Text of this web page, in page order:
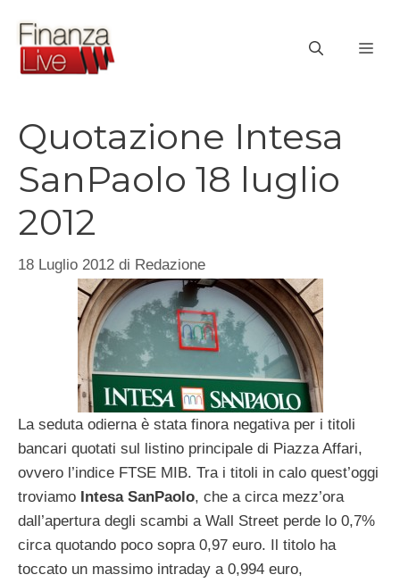
contenuto
Quotazione Intesa
SanPaolo 18 luglio
2012
18 Luglio 2012 di Redazione
La seduta odierna è stata finora negativa per i titoli
bancari quotati sul listino principale di Piazza Affari,
ovvero l’indice FTSE MIB. Tra i titoli in calo quest’oggi
troviamo Intesa SanPaolo, che a circa mezz’ora
dall’apertura degli scambi a Wall Street perde lo 0,7%
circa quotando poco sopra 0,97 euro. Il titolo ha
toccato un massimo intraday a 0,994 euro,